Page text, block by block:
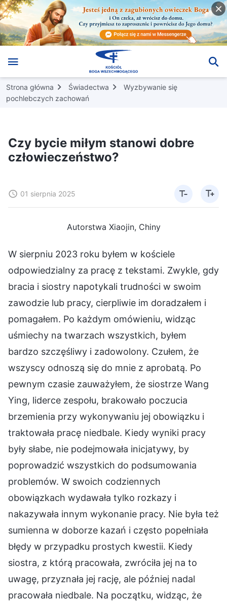
Strona główna Świadectwa
Wyzbywanie się
pochlebczych zachowań
Czy bycie miłym stanowi dobre
człowieczeństwo?
01 sierpnia 2025
Autorstwa Xiaojin, Chiny
W sierpniu 2023 roku byłem w kościele
odpowiedzialny za pracę z tekstami. Zwykle, gdy
bracia i siostry napotykali trudności w swoim
zawodzie lub pracy, cierpliwie im doradzałem i
pomagałem. Po każdym omówieniu, widząc
uśmiechy na twarzach wszystkich, byłem
bardzo szczęśliwy i zadowolony. Czułem, że
wszyscy odnoszą się do mnie z aprobatą. Po
pewnym czasie zauważyłem, że siostrze Wang
Ying, liderce zespołu, brakowało poczucia
brzemienia przy wykonywaniu jej obowiązku i
traktowała pracę niedbale. Kiedy wyniki pracy
były słabe, nie podejmowała inicjatywy, by
poprowadzić wszystkich do podsumowania
problemów. W swoich codziennych
obowiązkach wydawała tylko rozkazy i
nakazywała innym wykonanie pracy. Nie była też
sumienna w doborze kazań i często popełniała
błędy w przypadku prostych kwestii. Kiedy
siostra, z którą pracowała, zwróciła jej na to
uwagę, przyznała jej rację, ale później nadal
pracowała niedbale. Na początku, widząc, że